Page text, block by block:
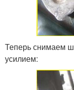
Теперь снимаем
усилием: